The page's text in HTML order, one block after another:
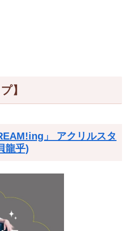
】
」 アクリルスタ
龍乎)